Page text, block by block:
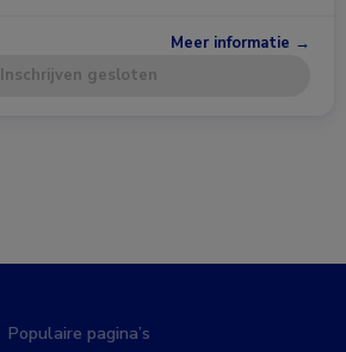
Meer informatie →
Inschrijven gesloten
Populaire pagina’s